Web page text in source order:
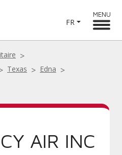
FR
MENU
Texas Edna
AIR INC